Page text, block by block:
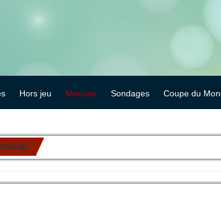
Hors jeu Mercato Sondages Coupe du